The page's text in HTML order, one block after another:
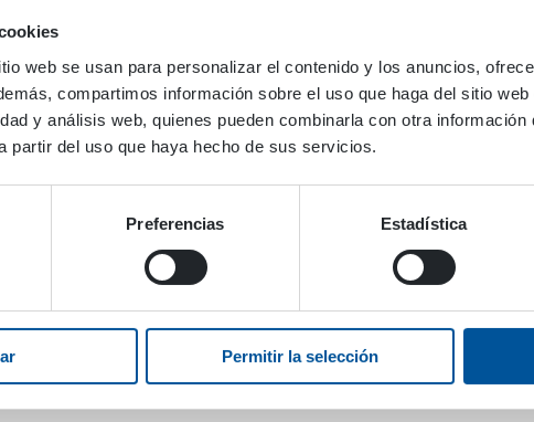
web se usan para personalizar el contenido y los anuncios,
compartimos información sobre el uso que haga del sitio
y análisis web, quienes pueden combinarla con otra información
partir del uso que haya hecho de sus servicios.
Preferencias Estadística
Permitir la selección
sistema de supresión de polvo de alta presión DYNASET
de retención de polvo: retención de polvo en una segadora
pulverizador.
llamada Kivirock también se presentó una segadora
se transporta el polvo que se encuentra en las hojas de las
significa que la calidad del aire podría empeorar durante el
que Uudenmaan Työlaite comenzó a equipar estas
de alta presión DYNASET HPW.